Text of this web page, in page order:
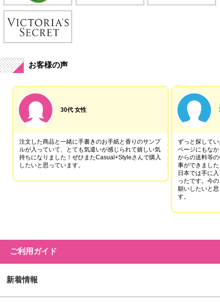
お客様の声
30代 女性
注文した商品と一緒に手書きのお手紙と香りのサンプ
ルが入っていて、とても気遣いが感じられて嬉しい気
持ちになりました！ぜひまたCasual+Styleさんで購入
したいと思っています。
ずっと探して
ページにもな
からの送料等
事ができました
日本では手に
ったです。今
願いしたいと
す。
ご利用ガイド
新着情報